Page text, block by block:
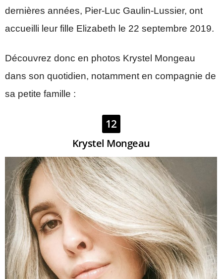
dernières années, Pier-Luc Gaulin-Lussier, ont
accueilli leur fille Elizabeth le 22 septembre 2019.
Découvrez donc en photos Krystel Mongeau
dans son quotidien, notamment en compagnie de
sa petite famille :
12
Krystel Mongeau